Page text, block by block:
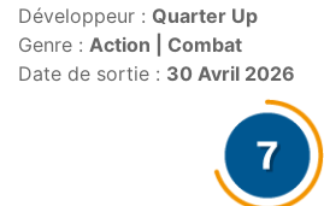
Développeur : Quarter Up
Genre : Action | Combat
Date de sortie : 30 Avril 2026